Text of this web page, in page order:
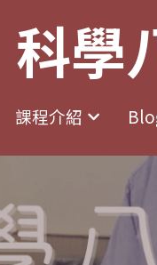
科學
課程介紹
科學
課程介紹